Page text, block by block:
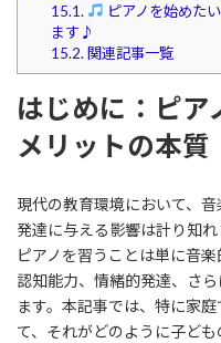
15.1.
ピアノを始めた
ます♪
15.2. 関連記事一覧
はじめに：ピア
メリットの本質
現代の教育環境において、
発達に与える影響は計り知
ピアノを習うことは単に音
認知能力、情緒的発達、さ
ます。本記事では、特に家
て、それがどのように子ど